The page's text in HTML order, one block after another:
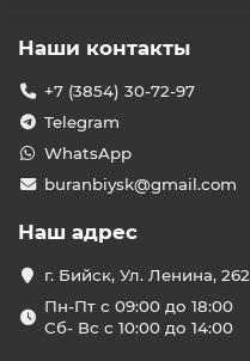
Наши контакты
+7 (3854) 30-72-97
Telegram
WhatsApp
buranbiysk@gmail.com
Наш адрес
г. Бийск, Ул. Ленина, 262
Пн-Пт с 09:00 до 18:00
Сб- Вс с 10:00 до 14:00